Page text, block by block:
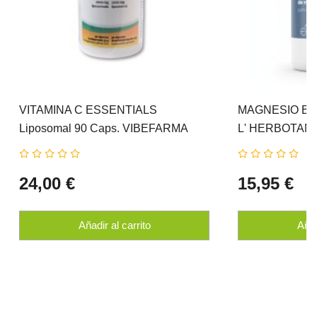
VITAMINA C ESSENTIALS
Liposomal 90 Caps. VIBEFARMA
24,00 €
Añadir al carrito
MAGNESIO
L'
15,95 €